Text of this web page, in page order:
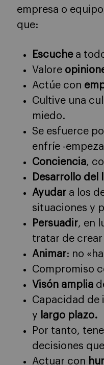
empresa o
que:
Escuchea
Valore
Actúe con
Cultive una
miedo.
Se esfuerce
enfríe -
Conciencia,
Desarrollo del
Ayudar a los
situaciones y
Persuadir, en
tratar de
Animar: no
Compromiso
Visón amplia
Capacidad de
y largo plazo.
Por tanto,
decisiones
Actuar con